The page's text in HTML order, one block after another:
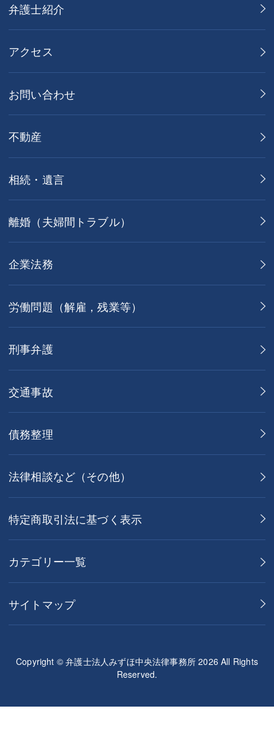
弁護士紹介
アクセス
お問い合わせ
不動産
相続・遺言
離婚（夫婦間トラブル）
企業法務
労働問題（解雇，残業等）
刑事弁護
交通事故
債務整理
法律相談など（その他）
特定商取引法に基づく表示
カテゴリー一覧
サイトマップ
Copyright © 弁護士法人みずほ中央法律事務所 2026 All Rights
Reserved.